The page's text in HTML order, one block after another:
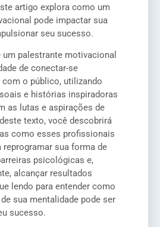
artigo explora como um
pode impactar sua
seu sucesso.
palestrante motivacional
de conectar-se
o público, utilizando
e histórias inspiradoras
as lutas e aspirações de
texto, você descobrirá
como esses profissionais
reprogramar sua forma de
psicológicas e,
alcançar resultados
lendo para entender como
sua mentalidade pode ser
sucesso.